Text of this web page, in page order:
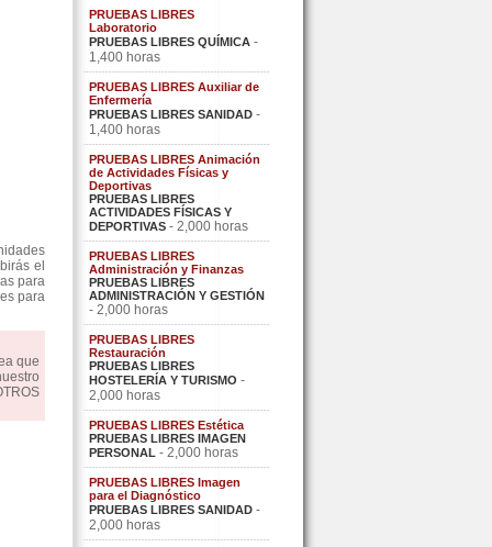
el
para
para
que
PRUEBAS LIBRES
Laboratorio
PRUEBAS LIBRES QUÍMICA -
1,400 horas
PRUEBAS LIBRES Auxiliar de
Enfermería
PRUEBAS LIBRES SANIDAD -
1,400 horas
PRUEBAS LIBRES Animación
de Actividades Físicas y
Deportivas
PRUEBAS LIBRES
ACTIVIDADES FÍSICAS Y
DEPORTIVAS - 2,000 horas
PRUEBAS LIBRES
Administración y Finanzas
PRUEBAS LIBRES
ADMINISTRACIÓN Y GESTIÓN
- 2,000 horas
PRUEBAS LIBRES
Restauración
PRUEBAS LIBRES
HOSTELERÍA Y TURISMO -
2,000 horas
PRUEBAS LIBRES Estética
PRUEBAS LIBRES IMAGEN
PERSONAL - 2,000 horas
PRUEBAS LIBRES Imagen
para el Diagnóstico
PRUEBAS LIBRES SANIDAD -
2,000 horas